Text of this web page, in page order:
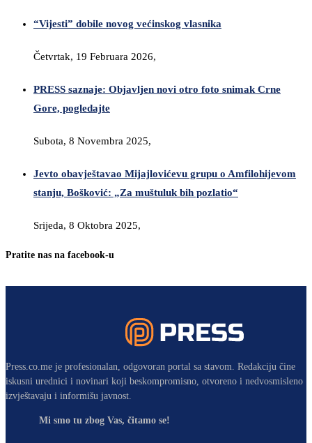
“Vijesti” dobile novog većinskog vlasnika
Četvrtak, 19 Februara 2026,
PRESS saznaje: Objavljen novi otro foto snimak Crne
Gore, pogledajte
Subota, 8 Novembra 2025,
Jevto obavještavao Mijajlovićevu grupu o Amfilohijevom
stanju, Bošković: „Za muštuluk bih pozlatio“
Srijeda, 8 Oktobra 2025,
Pratite nas na facebook-u
Press.co.me je profesionalan, odgovoran portal sa stavom. Redakciju čine
iskusni urednici i novinari koji beskompromisno, otvoreno i nedvosmisleno
izvještavaju i informišu javnost.
Mi smo tu zbog Vas, čitamo se!